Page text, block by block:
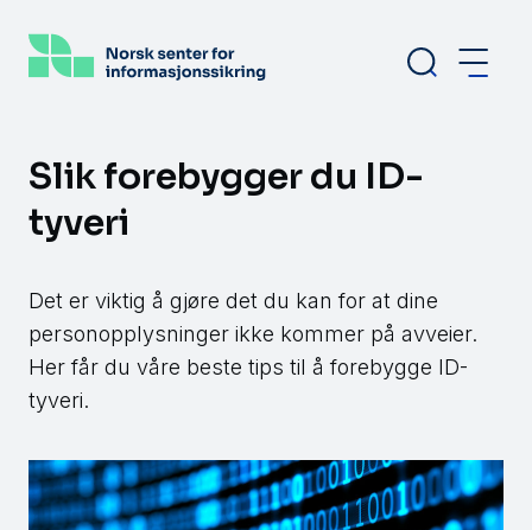
hovedinnhold
Slik forebygger du ID-
tyveri
Det er viktig å gjøre det du kan for at dine
personopplysninger ikke kommer på avveier.
Her får du våre beste tips til å forebygge ID-
tyveri.